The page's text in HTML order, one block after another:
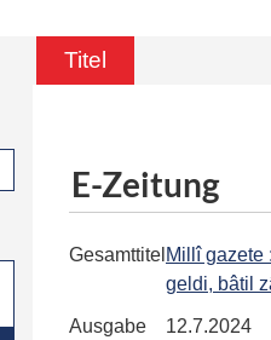
Titel
E-Zeitung
Gesamttitel Millî gazete
geldi, bâtil
Ausgabe
12.7.2024